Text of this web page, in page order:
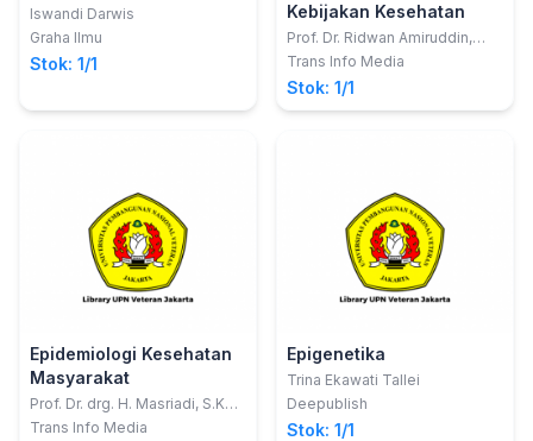
Iswandi Darwis
Graha Ilmu
Stok: 1/1
Kebijakan Kesehatan
Prof. Dr. Ridwan Amiruddin,
SKM., M.Kes., MSc.PH.
Trans Info Media
Stok: 1/1
Epidemiologi Kesehatan
Masyarakat
Prof. Dr. drg. H. Masriadi, S.KM.,
S.Pd.I., S.Kg., M.Kes., M.H., M.
Trans Info Media
Epigenetika
Trina Ekawati Tallei
Deepublish
Stok: 1/1